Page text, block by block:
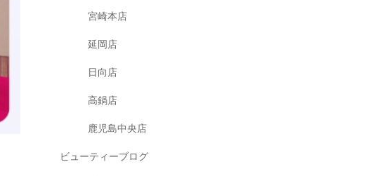
宮崎本店
延岡店
日向店
高鍋店
鹿児島中央店
ビューティーブログ